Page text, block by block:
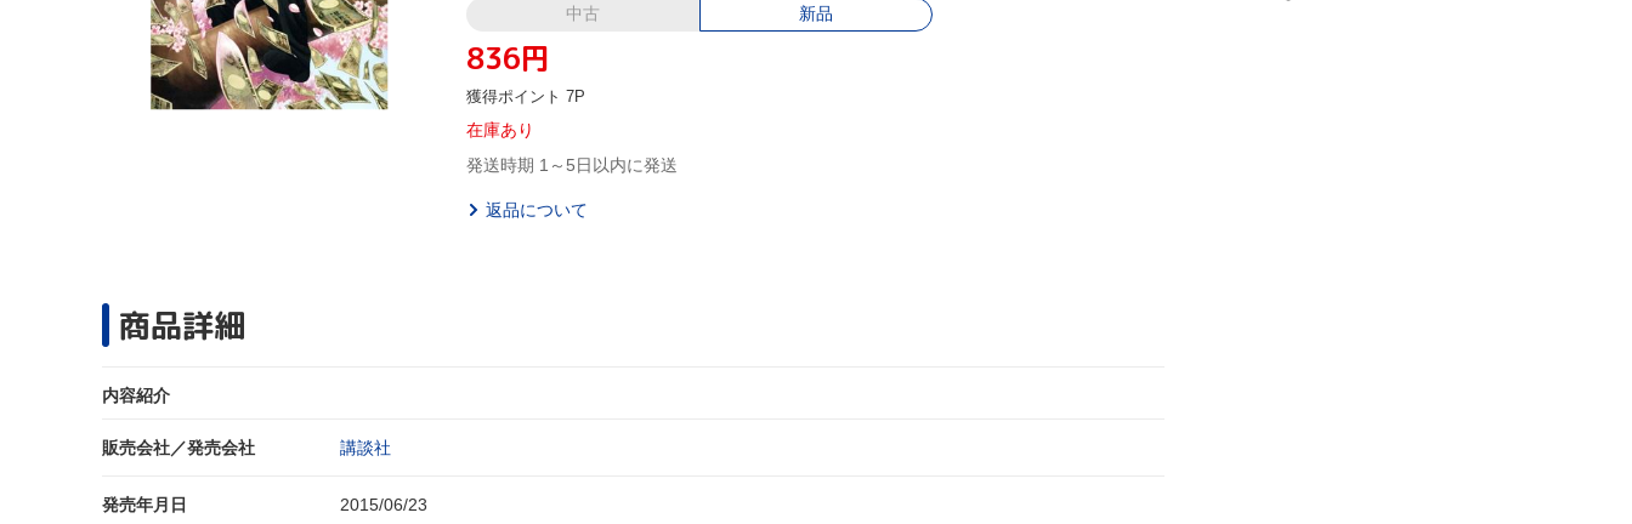
中古 新品
836円
獲得ポイント 7P
在庫あり
発送時期 1～5日以内に発送
返品について
商品詳細
内容紹介
販売会社／発売会社 講談社
発売年月日
2015/06/23